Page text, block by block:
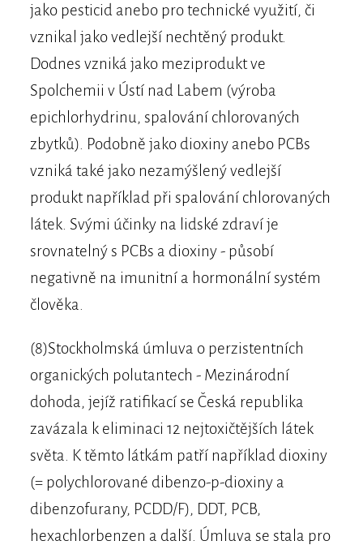
jako pesticid anebo pro technické využití, či
vznikal jako vedlejší nechtěný produkt.
Dodnes vzniká jako meziprodukt ve
Spolchemii v Ústí nad Labem (výroba
epichlorhydrinu, spalování chlorovaných
zbytků). Podobně jako dioxiny anebo PCBs
vzniká také jako nezamýšlený vedlejší
produkt například při spalování chlorovaných
látek. Svými účinky na lidské zdraví je
srovnatelný s PCBs a dioxiny - působí
negativně na imunitní a hormonální systém
člověka.
(8)Stockholmská úmluva o perzistentních
organických polutantech - Mezinárodní
dohoda, jejíž ratifikací se Česká republika
zavázala k eliminaci 12 nejtoxičtějších látek
světa. K těmto látkám patří například dioxiny
(= polychlorované dibenzo-p-dioxiny a
dibenzofurany, PCDD/F), DDT, PCB,
hexachlorbenzen a další. Úmluva se stala pro